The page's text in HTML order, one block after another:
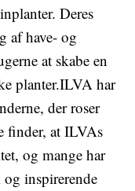
Deres
af have- og
at skabe en
planter.ILVA har
der roser
finder, at ILVAs
og mange har
inspirerende